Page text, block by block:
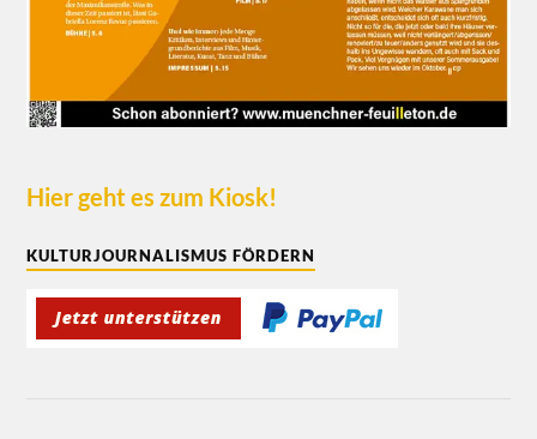
Hier geht es zum Kiosk!
KULTURJOURNALISMUS FÖRDERN